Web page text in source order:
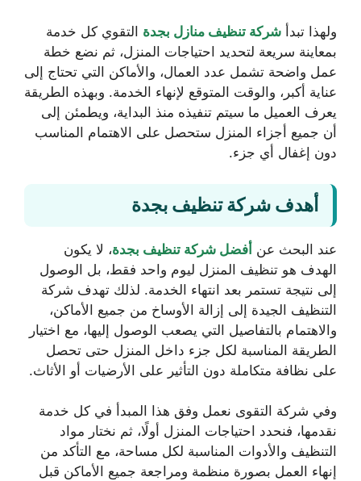
ولهذا تبدأ شركة تنظيف منازل بجدة التقوي كل خدمة
بمعاينة سريعة لتحديد احتياجات المنزل، ثم نضع خطة
عمل واضحة تشمل عدد العمال، والأماكن التي تحتاج إلى
عناية أكبر، والوقت المتوقع لإنهاء الخدمة. وبهذه الطريقة
يعرف العميل ما سيتم تنفيذه منذ البداية، ويطمئن إلى
أن جميع أجزاء المنزل ستحصل على الاهتمام المناسب
دون إغفال أي جزء.
أهدف شركة تنظيف بجدة
عند البحث عن أفضل شركة تنظيف بجدة، لا يكون
الهدف هو تنظيف المنزل ليوم واحد فقط، بل الوصول
إلى نتيجة تستمر بعد انتهاء الخدمة. لذلك تهدف شركة
التنظيف الجيدة إلى إزالة الأوساخ من جميع الأماكن،
والاهتمام بالتفاصيل التي يصعب الوصول إليها، مع اختيار
الطريقة المناسبة لكل جزء داخل المنزل حتى تحصل
على نظافة متكاملة دون التأثير على الأرضيات أو الأثاث.
وفي شركة التقوى نعمل وفق هذا المبدأ في كل خدمة
نقدمها، فنحدد احتياجات المنزل أولًا، ثم نختار مواد
التنظيف والأدوات المناسبة لكل مساحة، مع التأكد من
إنهاء العمل بصورة منظمة ومراجعة جميع الأماكن قبل